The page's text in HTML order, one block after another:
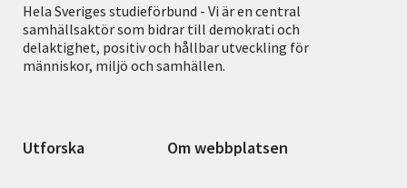
Hela Sveriges studieförbund - Vi är en central
samhällsaktör som bidrar till demokrati och
delaktighet, positiv och hållbar utveckling för
människor, miljö och samhällen.
Utforska Om webbplatsen